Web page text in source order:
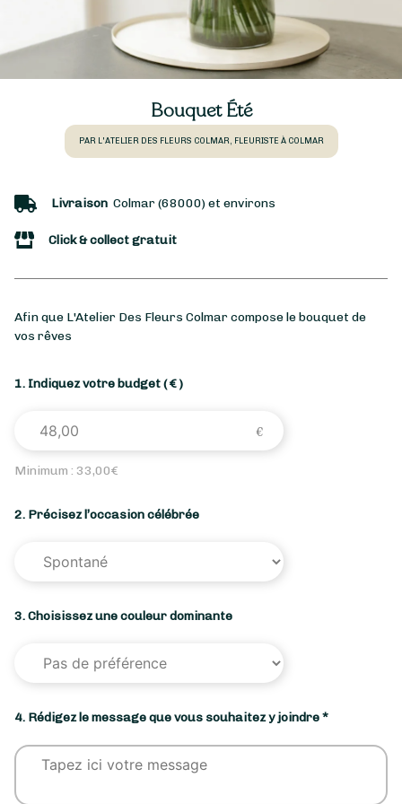
Bouquet Été
PAR L'ATELIER DES FLEURS COLMAR, FLEURISTE À COLMAR
Livraison Colmar (68000) et environs
Click & collect gratuit
Afin que L'Atelier Des Fleurs Colmar compose le bouquet de
vos rêves
1. Indiquez votre budget( € )
Minimum : 33,00€
2. Précisez l’occasion célébrée
3. Choisissez une couleur dominante
4. Rédigez le message que vous souhaitez y joindre *